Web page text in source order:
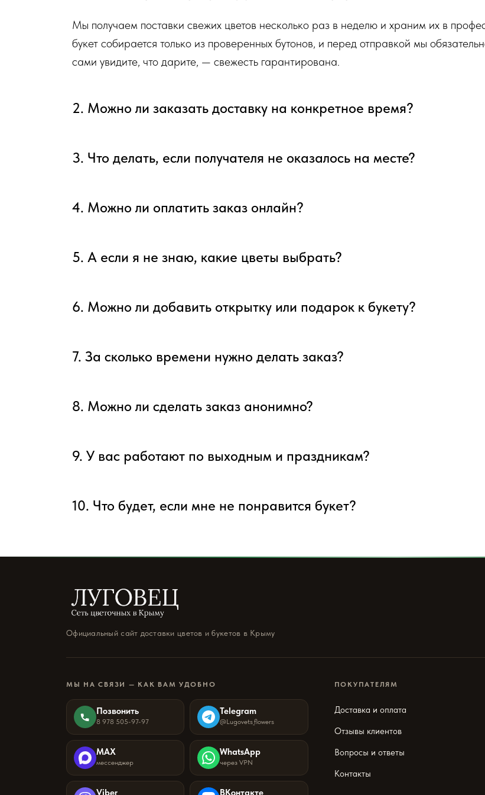
Доставка цветов в Симферополе. Качественно. Быстро.
Мы получаем поставки свежих цветов несколько раз в неделю и храним их в
букет собирается только из проверенных бутонов, и перед отправкой мы
сами увидите, что дарите, — свежесть гарантирована.
2. Можно ли заказать доставку на конкретное время?
3. Что делать, если получателя не оказалось на месте?
4. Можно ли оплатить заказ онлайн?
5. А если я не знаю, какие цветы выбрать?
6. Можно ли добавить открытку или подарок к букету?
7. За сколько времени нужно делать заказ?
8. Можно ли сделать заказ анонимно?
9. У вас работают по выходным и праздникам?
10. Что будет, если мне не понравится букет?
Официальный сайт доставки цветов и букетов в Крыму
МЫ НА СВЯЗИ — КАК ВАМ УДОБНО
Позвонить
8 978 505-97-97
Telegram
@Lugovets_flowers
MAX
мессенджер
WhatsApp
через VPN
ПОКУПАТЕЛЯМ
Доставка и оплата
Отзывы клиентов
Вопросы и ответы
Контакты